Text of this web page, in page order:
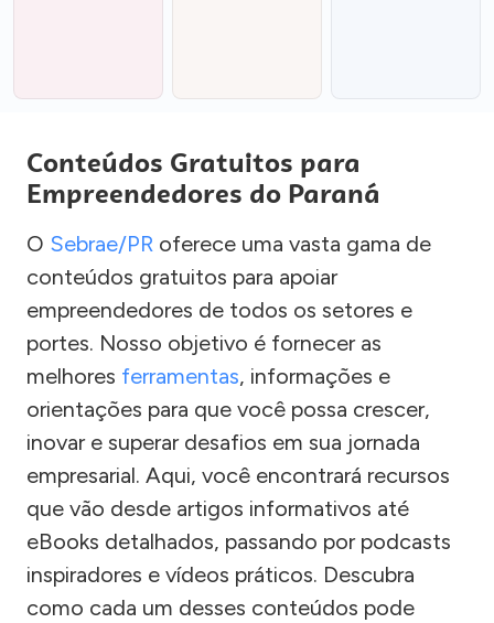
Conteúdos Gratuitos para
Empreendedores do Paraná
O Sebrae/PR oferece uma vasta gama de
conteúdos gratuitos para apoiar
empreendedores de todos os setores e
portes. Nosso objetivo é fornecer as
melhores ferramentas, informações e
orientações para que você possa crescer,
inovar e superar desafios em sua jornada
empresarial. Aqui, você encontrará recursos
que vão desde artigos informativos até
eBooks detalhados, passando por podcasts
inspiradores e vídeos práticos. Descubra
como cada um desses conteúdos pode